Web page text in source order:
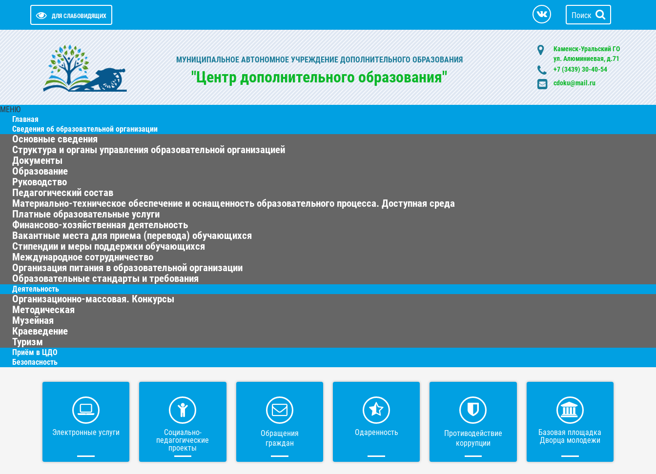
ДЛЯ СЛАБОВИДЯЩИХ Поиск
МУНИЦИПАЛЬНОЕ АВТОНОМНОЕ УЧРЕЖДЕНИЕ ДОПОЛНИТЕЛЬНОГО ОБРАЗОВАНИЯ
"Центр дополнительного образования"
Каменск-Уральский ГО
ул. Алюминиевая, д.71
+7 (3439) 30-40-54
cdoku@mail.ru
МЕНЮ
Главная
Сведения об образовательной организации
Основные сведения
Структура и органы управления образовательной организацией
Документы
Образование
Руководство
Педагогический состав
Материально-техническое обеспечение и оснащенность образовательного процесса. Доступная среда
Платные образовательные услуги
Финансово-хозяйственная деятельность
Вакантные места для приема (перевода) обучающихся
Стипендии и меры поддержки обучающихся
Международное сотрудничество
Организация питания в образовательной организации
Образовательные стандарты и требования
Деятельность
Организационно-массовая. Конкурсы
Методическая
Музейная
Краеведение
Туризм
Приём в ЦДО
Безопасность
Электронные услуги
Социально-
педагогические
проекты
Обращения
граждан
Одаренность
Противодействие
коррупции
Базовая площадка
Дворца молодежи